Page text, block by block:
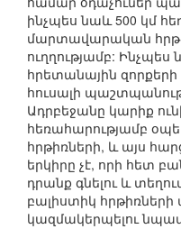
ինչպես նաև 500 կմ
մարտավարական
ուղղությամբ: Ինչպես
հրետանային
հուսալի
Ադրբեջանը կարիք
հեռահարությամբ
հրթիռների, և այս
երկիրը չէ, որի հետ
դրանք գնելու և
բալիստիկ հրթիռների
կազմակերպելու